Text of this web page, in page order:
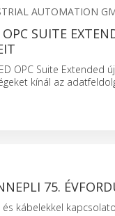
AUTOMATION
SUITE
OPC Suite Extended
kínál az
75.
kábelekkel